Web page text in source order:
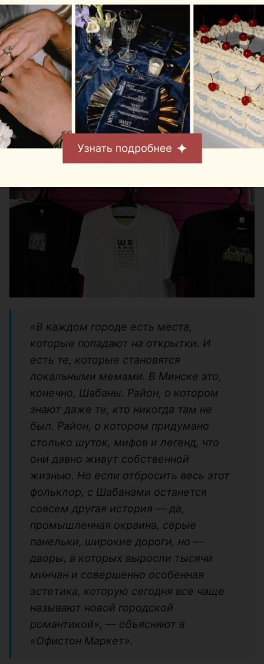
вынашивали давно, но повод нашелся не сразу. Им
стало открытие точки «Офистон Маркет» в
торговом центре МОМО рядом со станцией метро
«Могилевская» — именно там теперь можно
увидеть вещи из новой «капсулы». В команде
проекта подчеркивают: это не рядовой сувенир, а
попытка честно рассказать о районе.
«В каждом городе есть места,
которые попадают на открытки. И
есть те, которые становятся
локальными мемами. В Минске это,
конечно, Шабаны. Район, о котором
знают даже те, кто никогда там не
был. Район, о котором придумано
столько шуток, мифов и легенд, что
они давно живут собственной
жизнью. Но если отбросить весь этот
фольклор, с Шабанами останется
совсем другая история — да,
промышленная окраина, серые
панельки, широкие дороги, но —
дворы, в которых выросли тысячи
минчан и совершенно особенная
эстетика, которую сегодня все чаще
называют новой городской
романтикой», — объясняют в
«Офистон Маркет».